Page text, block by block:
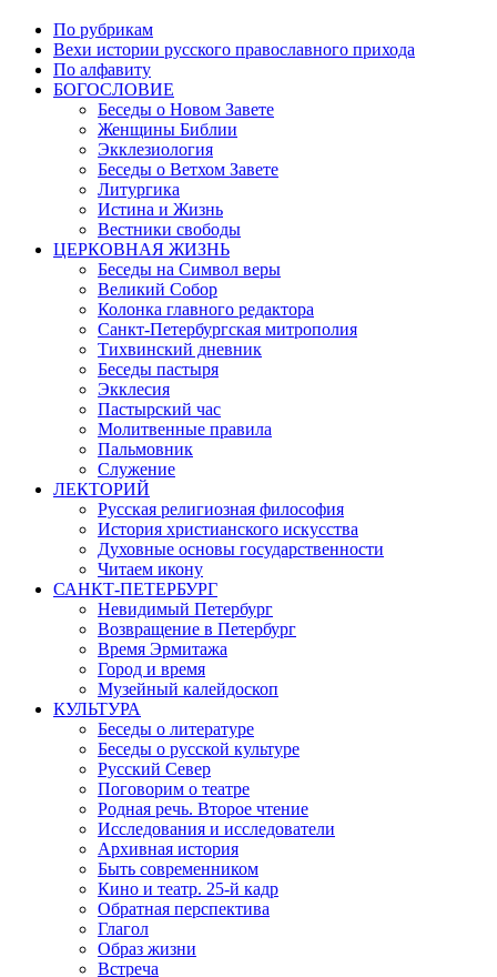
По рубрикам
Вехи истории русского православного прихода
По алфавиту
БОГОСЛОВИЕ
Беседы о Новом Завете
Женщины Библии
Экклезиология
Беседы о Ветхом Завете
Литургика
Истина и Жизнь
Вестники свободы
ЦЕРКОВНАЯ ЖИЗНЬ
Беседы на Символ веры
Великий Собор
Колонка главного редактора
Санкт-Петербургская митрополия
Тихвинский дневник
Беседы пастыря
Экклесия
Пастырский час
Молитвенные правила
Пальмовник
Служение
ЛЕКТОРИЙ
Русская религиозная философия
История христианского искусства
Духовные основы государственности
Читаем икону
САНКТ-ПЕТЕРБУРГ
Невидимый Петербург
Возвращение в Петербург
Время Эрмитажа
Город и время
Музейный калейдоскоп
КУЛЬТУРА
Беседы о литературе
Беседы о русской культуре
Русский Север
Поговорим о театре
Родная речь. Второе чтение
Исследования и исследователи
Архивная история
Быть современником
Кино и театр. 25-й кадр
Обратная перспектива
Глагол
Образ жизни
Встреча